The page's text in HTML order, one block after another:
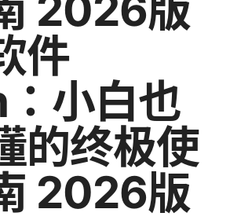
件
小白也
的终极使
2026版